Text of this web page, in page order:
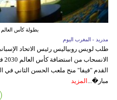
بطولة كأس
مدريد - المغرب اليوم
طلب لويس روبياليس رئيس الاتحاد
القدم "فيفا" منح ملعب الحسن الثاني في
مبار�... المزيد